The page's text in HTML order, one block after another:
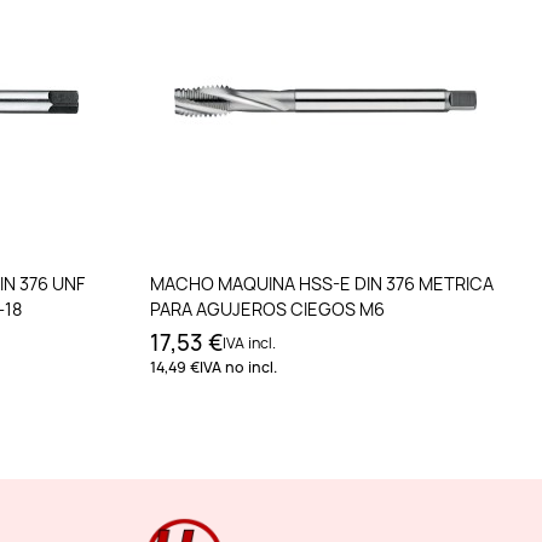
376 UNF
Añadir al carrito
MACHO MAQUINA HSS-E DIN 376 METRICA
PARA AGUJEROS CIEGOS M6
17,53 €IVA incl.
14,49 €IVA no incl.